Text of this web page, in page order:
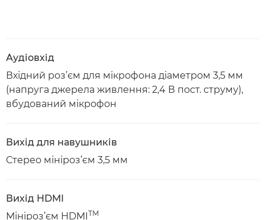
Аудіовхід
Вхідний роз’єм для мікрофона діаметром 3,5 мм
(напруга джерела живлення: 2,4 В пост. струму),
вбудований мікрофон
Вихід для навушників
Стерео мініроз’єм 3,5 мм
Вихід HDMI
Мініроз’єм HDMITM